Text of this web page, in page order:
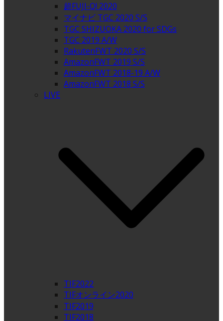
超FUJI-Q! 2020
マイナビ TGC 2020 S/S
TGC SHIZUOKA 2020 for SDGs
TGC 2019 A/W
RakutenFWT 2020 S/S
AmazonFWT 2019 S/S
AmazonFWT 2018-19 A/W
AmazonFWT 2018 S/S
LIVE
TIF2022
TIFオンライン2020
TIF2019
TIF2018